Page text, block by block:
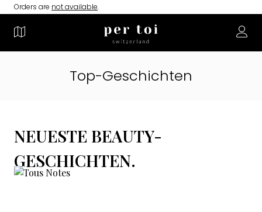
Orders are not available.
Top-Geschichten
NEUESTE BEAUTY-
GESCHICHTEN.